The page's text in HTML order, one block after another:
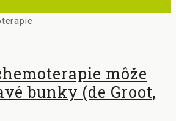
môže
bunky (de Groot,